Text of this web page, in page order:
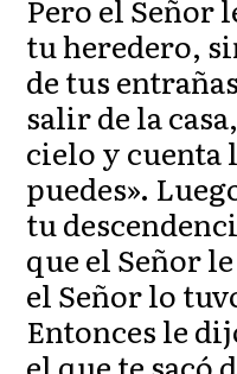
Pero el Señor
tu heredero,
de tus
salir de la
cielo y cuenta
puedes».
tu
que el Señor
el Señor lo
Entonces le